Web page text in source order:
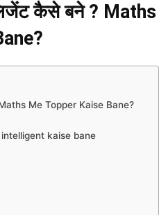
कैसे बने ? Maths
Me Topper Kaise Bane?
intelligent kaise bane